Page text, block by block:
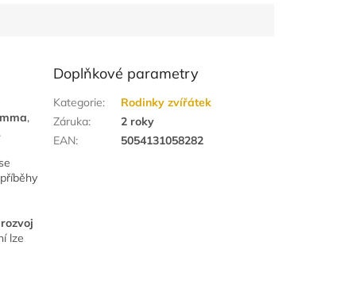
,
lze
Doplňkové parametry
Kategorie:
Rodinky zvířátek
Záruka:
2 roky
EAN: 5054131058282